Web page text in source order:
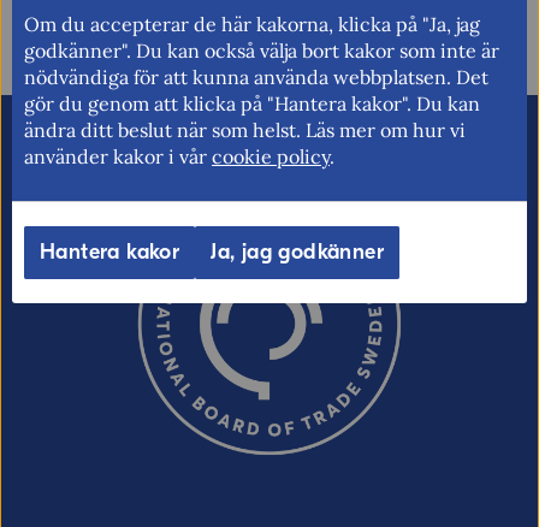
E-post (valfritt, men glöm inte att ange
adressen om du vill ha svar från oss!)
Ordverifiering Uppdatera captcha
Om du accepterar de här kakorna, klicka på "Ja, jag
godkänner". Du kan också välja bort kakor som inte är
nödvändiga för att kunna använda webbplatsen. Det
gör du genom att klicka på "Hantera kakor". Du kan
ändra ditt beslut när som helst. Läs mer om hur vi
använder kakor i vår cookie policy.
Hantera kakor Ja, jag godkänner